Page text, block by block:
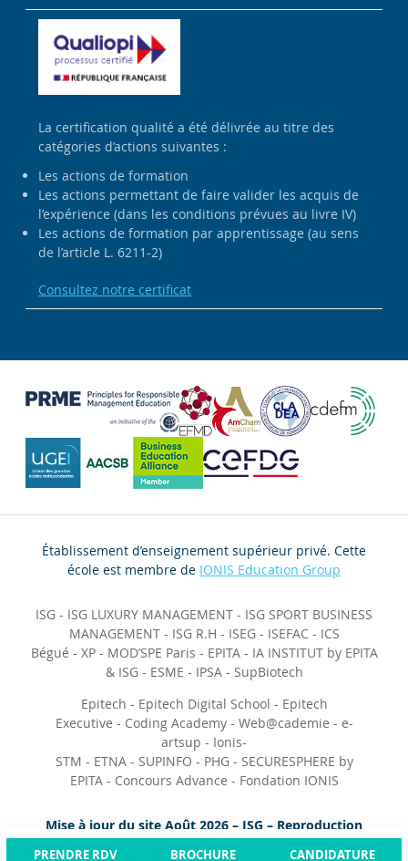
PRENDRE RDV BROCHURE CANDIDATURE
La certification qualité a été délivrée au titre des
catégories d’actions suivantes :
Les actions de formation
Les actions permettant de faire valider les acquis de
l’expérience (dans les conditions prévues au livre IV)
Les actions de formation par apprentissage (au sens
de l’article L. 6211-2)
Consultez notre certificat
Établissement d’enseignement supérieur privé. Cette
école est membre de IONIS Education Group
ISG - ISG LUXURY MANAGEMENT - ISG SPORT BUSINESS
MANAGEMENT- ISG R.H - ISEG- ISEFAC- ICS
Bégué - XP- MOD’SPE Paris - EPITA- IA INSTITUT by EPITA
& ISG- ESME - IPSA- SupBiotech
Epitech - Epitech Digital School - Epitech
Executive - Coding Academy- Web@cademie - e-
artsup - Ionis-
STM - ETNA- SUPINFO - PHG- SECURESPHERE by
EPITA- Concours Advance - Fondation IONIS
Mise à jour du site Août 2026 – ISG – Reproduction